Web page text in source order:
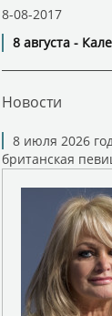
8-08-2017
8 августа -
Новости
8 июля 2026
британская